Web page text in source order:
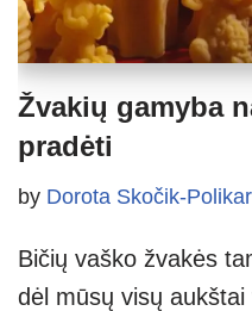
Žvakių gamyba
pradėti
by Dorota Skočik-
Bičių vaško žvakės
dėl mūsų visų